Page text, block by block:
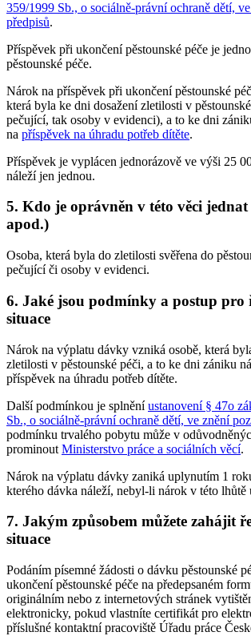
359/1999 Sb., o sociálně-právní ochraně dětí,
předpisů.
Příspěvek při ukončení pěstounské péče je
pěstounské péče.
Nárok na příspěvek při ukončení pěstounské
která byla ke dni dosažení zletilosti v
pečující, tak osoby v evidenci), a to ke dni
na příspěvek na úhradu potřeb dítěte.
Příspěvek je vyplácen jednorázově ve výši 25
náleží jen jednou.
5. Kdo je oprávněn v této věci
apod.)
Osoba, která byla do zletilosti svěřena do
pečující či osoby v evidenci.
6. Jaké jsou podmínky a postup pro
situace
Nárok na výplatu dávky vzniká osobě, která
zletilosti v pěstounské péči, a to ke dni zániku
příspěvek na úhradu potřeb dítěte.
Další podmínkou je splněníustanovení § 47o
Sb., o sociálně-právní ochraně dětí, ve znění
podmínku trvalého pobytu může v
prominout Ministerstvo práce a sociálních věcí.
Nárok na výplatu dávky zaniká uplynutím 1
kterého dávka náleží, nebyl-li nárok v této lhůtě
7. Jakým způsobem můžete zahájit
situace
Podáním písemné žádosti o dávku pěstounské
ukončení pěstounské péče na předepsaném
originálním nebo z internetových stránek
elektronicky, pokud vlastníte certifikát pro
příslušné kontaktní pracoviště Úřadu práce